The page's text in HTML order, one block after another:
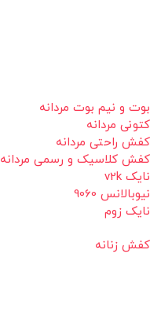
بوت و نیم بوت مردانه
کتونی مردانه
کفش راحتی مردانه
کفش کلاسیک و رسمی مردانه
نایک v2k
نیوبالانس 9060
نایک زوم
کفش زنانه